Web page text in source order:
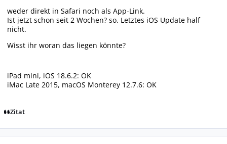
weder direkt in Safari noch als App-Link.
Ist jetzt schon seit 2 Wochen? so. Letztes iOS Update half
nicht.
Wisst ihr woran das liegen könnte?
iPad mini, iOS 18.6.2: OK
iMac Late 2015, macOS Monterey 12.7.6: OK
Zitat